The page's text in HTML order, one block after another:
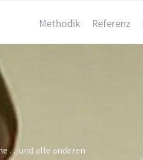
Methodik Referenz
…und alle anderen